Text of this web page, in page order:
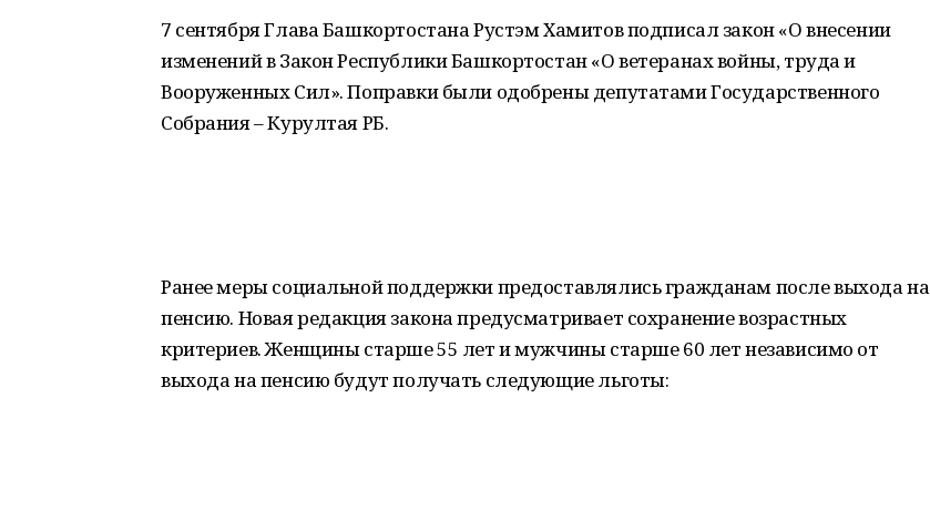
7 сентября Глава Башкортостана Рустэм Хамитов подписал закон «О внесении
изменений в Закон Республики Башкортостан «О ветеранах войны, труда и
Вооруженных Сил». Поправки были одобрены депутатами Государственного
Собрания – Курултая РБ.
Ранее меры социальной поддержки предоставлялись гражданам после выхода на
пенсию. Новая редакция закона предусматривает сохранение возрастных
критериев. Женщины старше 55 лет и мужчины старше 60 лет независимо от
выхода на пенсию будут получать следующие льготы: